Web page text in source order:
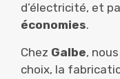
d’électricité, et
économies.
Chez Galbe,
choix, la